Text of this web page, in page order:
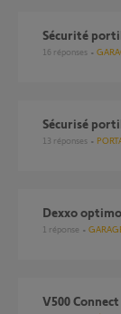
Sécurité
16 réponses
sécurisé
13 réponses
Dexxo
1 réponse
V500